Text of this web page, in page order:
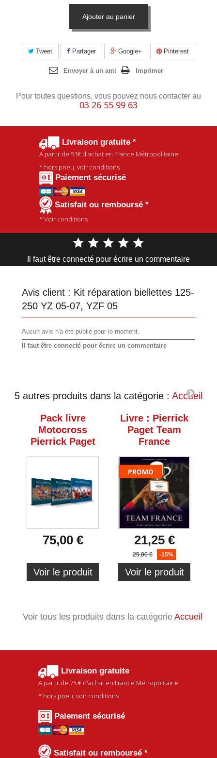
Ajouter au panier
Tweet Partager Google+ Pinterest
Envoyer à un ami Imprimer
Pour toutes questions, vous pouvez nous contacter au
03 26 55 99 63
Livraison gratuite *
A partir de 51€d'achat en France Métropolitaine
* hors pneu, voir conditions
Paiement sécurisé
Satisfait ou remboursé *
* Voir conditions
Il faut être connecté pour écrire un commentaire
Avis client : Kit réparation biellettes 125-
250 YZ 05-07, YZF 05
Aucun avis n'a été publié pour le moment.
Il faut être connecté pour écrire un commentaire
5 autres produits dans la catégorie : Accueil
Pack livre
Motocross
Pierrick Paget
75,00 €
Voir le produit
Livre : Pierrick
Paget Team
France
PROMO
21,25 €
25,00 € -15%
Voir le produit
Voir tous les produits dans la catégorie Accueil
Livraison gratuite
A partir de 75 € d'achat en France Métropolitaine
* hors pneu, voir conditions
Paiement sécurisé
Satisfait ou remboursé *